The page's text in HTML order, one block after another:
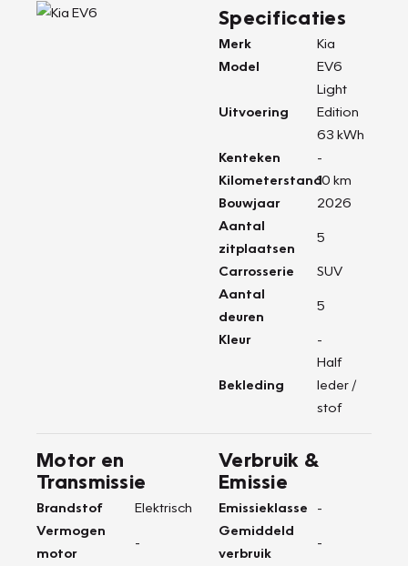
Specificaties
Merk
Kia
Model
EV6
Uitvoering
Light
Edition
63 kWh
Kenteken
-
Kilometerstand10 km
Bouwjaar
2026
Aantal
zitplaatsen
5
Carrosserie
SUV
Aantal
deuren
5
Kleur -
Bekleding
Half
leder /
stof
Motor en
Transmissie
Brandstof
Elektrisch
Vermogen
motor
-
Verbruik &
Emissie
Emissieklasse
-
Gemiddeld
verbruik
-